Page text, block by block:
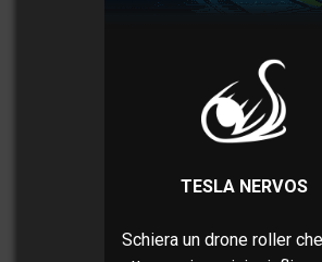
TESLA NERVOS
Schiera un drone roller